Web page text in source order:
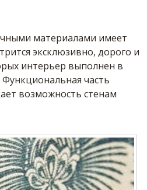
материалами имеет
эксклюзивно, дорого и
интерьер выполнен в
часть
возможность стенам